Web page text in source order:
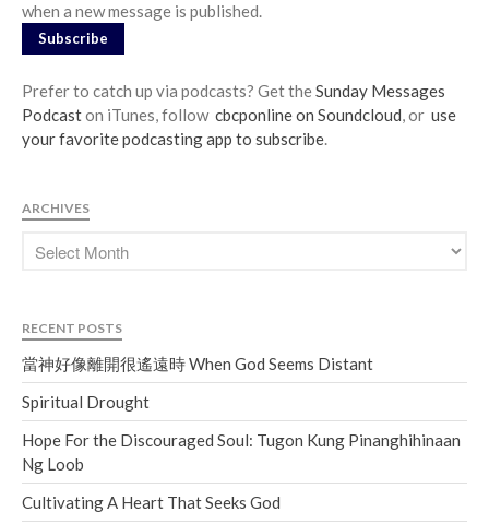
when a new message is published.
Subscribe
Prefer to catch up via podcasts? Get theSunday Messages
Podcaston iTunes, follow cbcponline on Soundcloud, or use
your favorite podcasting app to subscribe.
ARCHIVES
RECENT POSTS
當神好像離開很遙遠時 When God Seems Distant
Spiritual Drought
Hope For the Discouraged Soul: Tugon Kung Pinanghihinaan
Ng Loob
Cultivating A Heart That Seeks God